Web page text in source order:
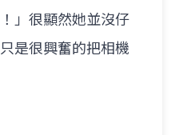
」很顯然她並沒仔
是很興奮的把相機